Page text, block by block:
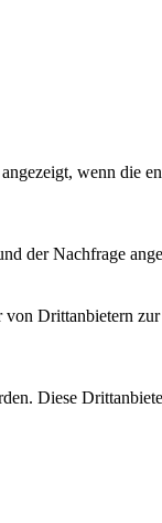
wenn die
der Nachfrage
Drittanbietern
Diese